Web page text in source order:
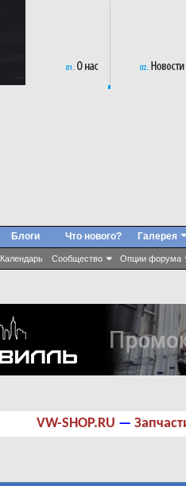
Календарь Сообщество Опции форума
Блоги Что нового? Галерея
VW-SHOP.RU —